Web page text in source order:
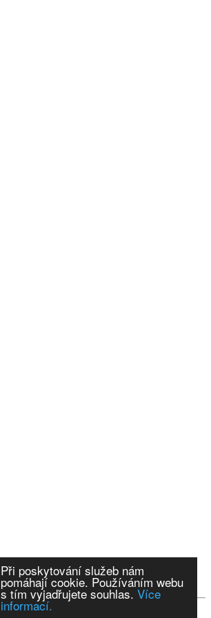
Při poskytování služeb nám
pomáhají cookie. Používáním webu
s tím vyjadřujete souhlas. Více
informací.